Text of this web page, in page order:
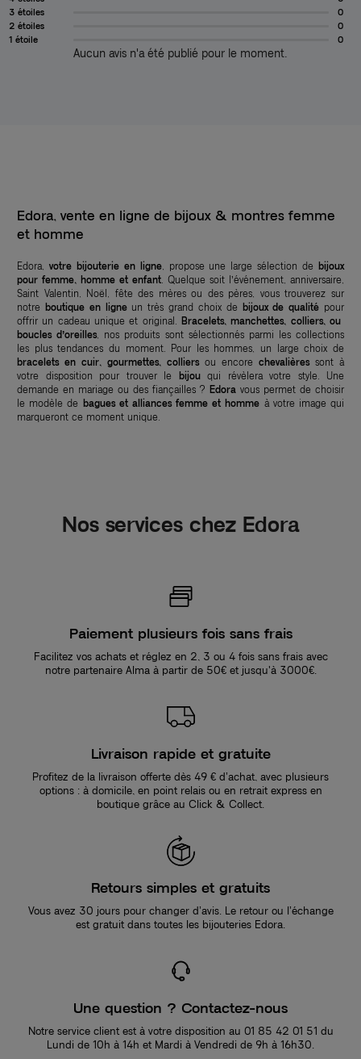
3 étoiles
0
2 étoiles
0
1 étoile
0
Aucun avis n'a été publié pour le moment.
Edora, vente en ligne de bijoux & montres femme
et homme
Edora, votre bijouterie en ligne, propose une large sélection debijoux
pour femme, homme et enfant . Quelque soit l’événement, anniversaire,
Saint Valentin, Noël, fête des mères ou des pères, vous trouverez sur
notre boutique en ligneun très grand choix de bijoux de qualité pour
offrir un cadeau unique et original. Bracelets, manchettes, colliers, ou
boucles d’oreilles, nos produits sont sélectionnés parmi les collections
les plus tendances du moment. Pour les hommes, un large choix de
bracelets en cuir, gourmettes, colliersou encore chevalièressont à
votre disposition pour trouver le bijouqui révèlera votre style. Une
demande en mariage ou des fiançailles ?Edora vous permet de choisir
le modèle de bagues et alliances femme et homme à votre image qui
marqueront ce moment unique.
Nos services chez Edora
Paiement plusieurs fois sans frais
Facilitez vos achats et réglez en 2, 3 ou 4 fois sans frais avec
notre partenaire Alma à partir de 50€ et jusqu'à 3000€.
Livraison rapide et gratuite
Profitez de la livraison offerte dès 49 € d’achat, avec plusieurs
options : à domicile, en point relais ou en retrait express en
boutique grâce au Click & Collect.
Retours simples et gratuits
Vous avez 30 jours pour changer d’avis. Le retour ou l’échange
est gratuit dans toutes les bijouteries Edora.
Une question ? Contactez-nous
Notre service client est à votre disposition au 01 85 42 01 51 du
Lundi de 10h à 14h et Mardi à Vendredi de 9h à 16h30.